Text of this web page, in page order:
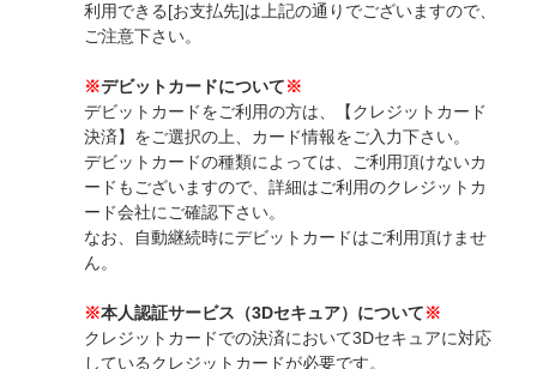
利用できる[お支払先]は上記の通りでございますので、
ご注意下さい。
※デビットカードについて※
デビットカードをご利用の方は、【クレジットカード
決済】をご選択の上、カード情報をご入力下さい。
デビットカードの種類によっては、ご利用頂けないカ
ードもございますので、詳細はご利用のクレジットカ
ード会社にご確認下さい。
なお、自動継続時にデビットカードはご利用頂けませ
ん。
※本人認証サービス（3Dセキュア）について※
クレジットカードでの決済において3Dセキュアに対応
しているクレジットカードが必要です。